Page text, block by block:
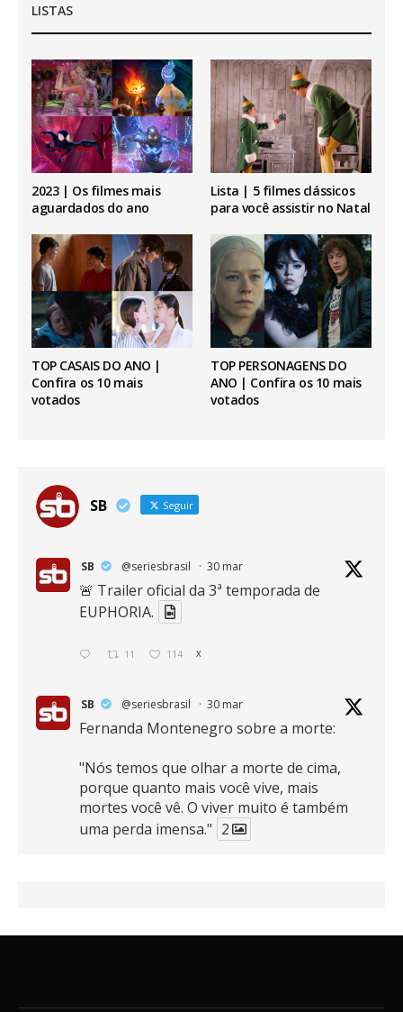
LISTAS
2023 | Os filmes mais
aguardados do ano
Lista | 5 filmes clássicos
para você assistir no Natal
TOP CASAIS DO ANO |
Confira os 10 mais
votados
TOP PERSONAGENS DO
ANO | Confira os 10 mais
votados
SB Seguir
SB @seriesbrasil · 30 mar
🚨 Trailer oficial da 3ª temporada de
EUPHORIA.
11 114 X
SB @seriesbrasil · 30 mar
Fernanda Montenegro sobre a morte:
"Nós temos que olhar a morte de cima,
porque quanto mais você vive, mais
mortes você vê. O viver muito é também
uma perda imensa." 2
16 389 X